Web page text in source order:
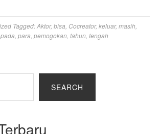
Tagged:Aktor, bisa Cocreator, keluar, masih
pada para pemogokan tahun tengah
SEARCH